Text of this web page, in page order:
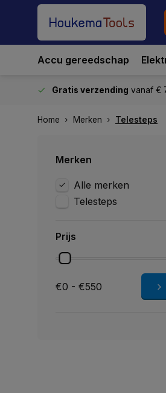
Accu gereedschap
Gratis verzending vanaf €
Home Merken Telesteps
Merken
Alle merken
Telesteps
Prijs
€0 - €550